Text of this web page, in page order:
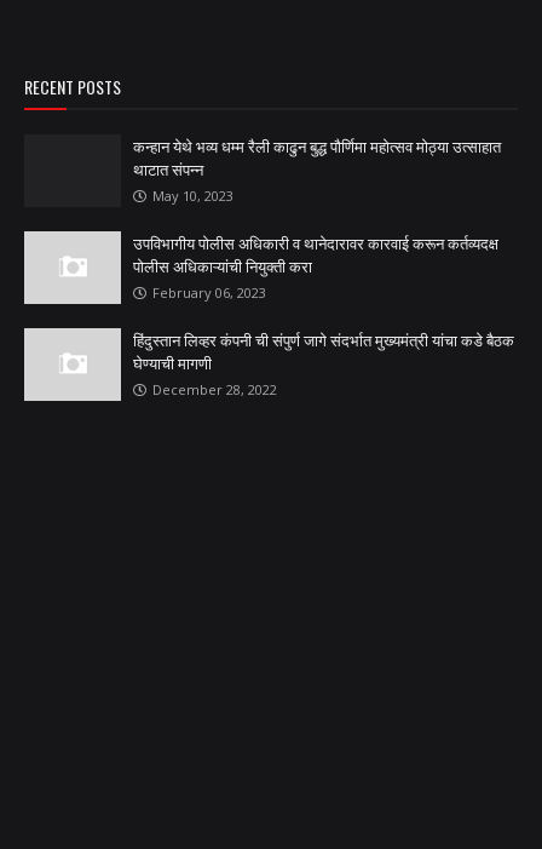
RECENT POSTS
कन्हान येथे भव्य धम्म रैली काढुन बुद्ध पौर्णिमा महोत्सव मोठ्या उत्साहात
थाटात संपन्न
May 10, 2023
उपविभागीय पोलीस अधिकारी व थानेदारावर कारवाई करून कर्तव्यदक्ष
पोलीस अधिकाऱ्यांची नियुक्ती करा
February 06, 2023
हिंदुस्तान लिव्हर कंपनी ची संपुर्ण जागे संदर्भात मुख्यमंत्री यांचा कडे बैठक
घेण्याची मागणी
December 28, 2022